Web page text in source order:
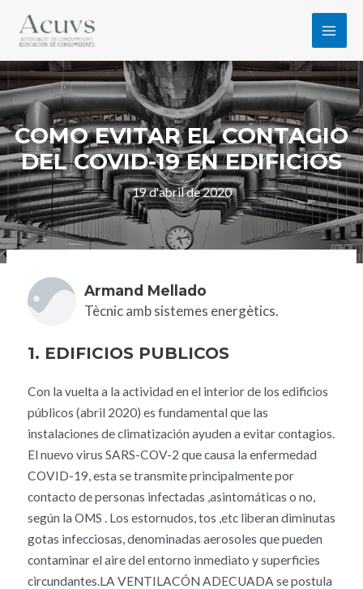
COMO EVITAR EL CONTAGIO
DEL COVID-19 EN EDIFICIOS
19 d'abril de 2020
Armand Mellado
Tècnic amb sistemes energètics.
1. EDIFICIOS PUBLICOS
Con la vuelta a la actividad en el interior de los edificios
públicos (abril 2020) es fundamental que las
instalaciones de climatización ayuden a evitar contagios.
El nuevo virus SARS-COV-2 que causa la enfermedad
COVID-19, esta se transmite principalmente por
contacto de personas infectadas ,asintomáticas o no,
según la OMS . Los estornudos, tos ,etc liberan diminutas
gotas infecciosas, denominadas aerosoles que pueden
contaminar el aire del entorno inmediato y superficies
circundantes.LA VENTILACÓN ADECUADA se postula